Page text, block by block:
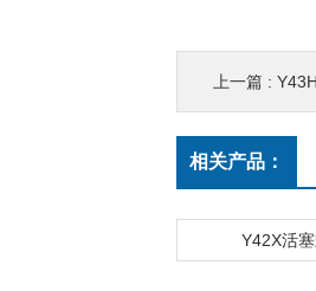
上一篇 :
相关产品：
Y42X活